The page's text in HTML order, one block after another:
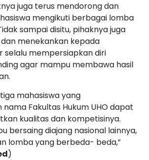
juga terus mendorong dan
mengikuti berbagai lomba
sampai disitu, pihaknya juga
menekankan kepada
selalu mempersiapkan diri
agar mampu membawa hasil
mahasiswa yang
Fakultas Hukum UHO dapat
kualitas dan kompetisinya.
bersaing diajang nasional lainnya,
lomba yang berbeda- beda,”
)